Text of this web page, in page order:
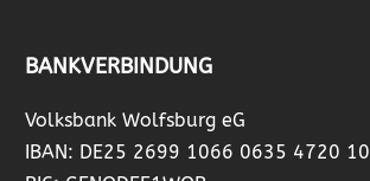
BANKVERBINDUNG
Volksbank Wolfsburg eG
IBAN: DE25 2699 1066 0635 4720 10